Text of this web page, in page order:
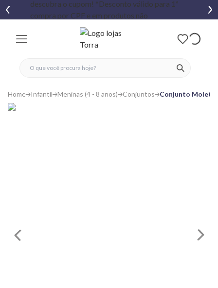
ver
fechar menu
fechar menu
favoritos
Home Infantil Meninas (4 - 8 anos) Conjuntos Conjunto